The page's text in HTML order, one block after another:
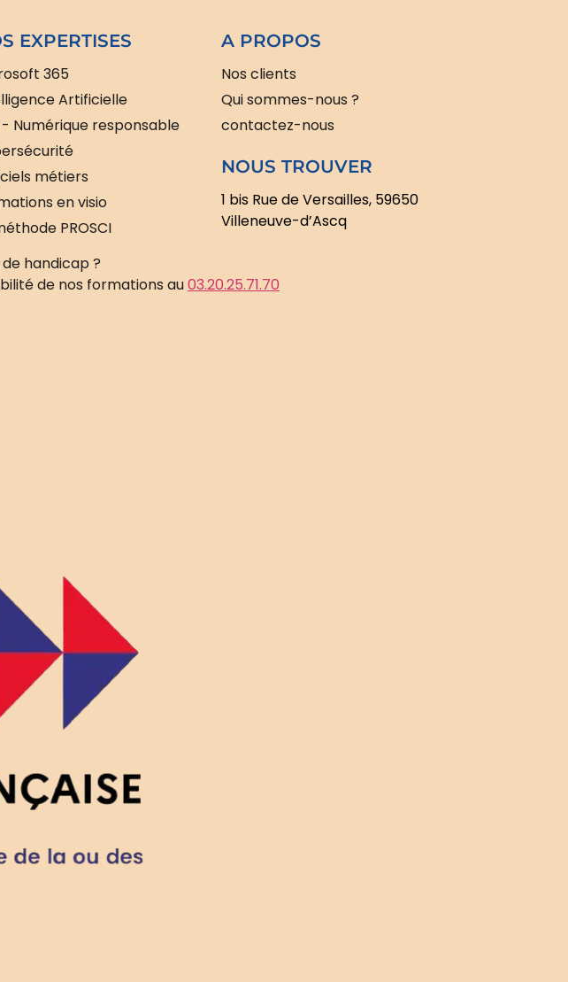
EXPERTISES
365
Artificielle
- Numérique responsable
métiers
en visio
PROSCI
A PROPOS
Nos clients
Qui sommes-nous ?
contactez-nous
NOUS TROUVER
1 bis Rue de Versailles, 59650
Villeneuve-d’Ascq
handicap ?
de nos formations au03.20.25.71.70